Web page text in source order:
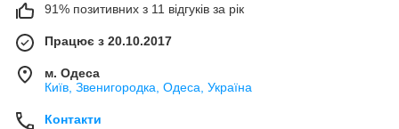
91% позитивних з 11 відгуків за рік
Працює з 20.10.2017
м. Одеса
Київ, Звенигородка, Одеса, Україна
Контакти